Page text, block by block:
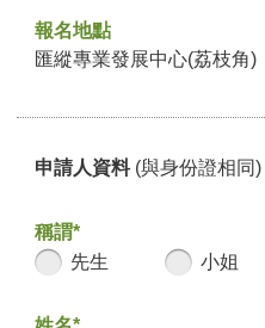
報名地點
匯縱專業發展中心(荔枝角)
申請人資料 (與身份證相同)
稱謂*
先生
小姐